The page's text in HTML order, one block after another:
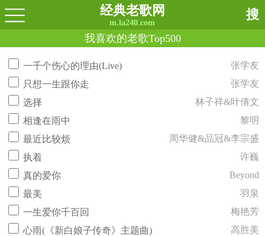
经典老歌网
m.la240.com
搜
我喜欢的老歌Top500
一千个伤心的理由(Live)
张学友
只想一生跟你走
张学友
选择
林子祥&叶倩文
相逢在雨中
黎明
最近比较烦
周华健&品冠&李宗盛
执着
许巍
真的爱你
Beyond
最美
羽泉
一生爱你千百回
梅艳芳
心雨(《新白娘子传奇》主题曲)
高胜美